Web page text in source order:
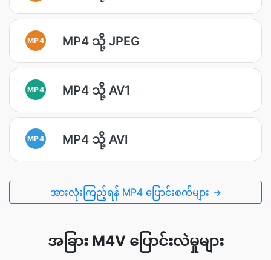
MP4 MP4 သို့ JPEG
MP4 MP4 သို့ AV1
MP4 MP4 သို့ AVI
အားလုံးကြည့်ရန် MP4 ပြောင်းစက်များ →
အခြား M4V ပြောင်းလဲမှုများ